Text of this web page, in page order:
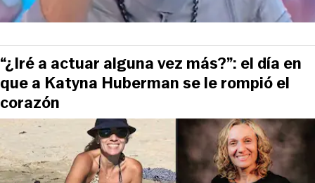
“¿Iré a actuar alguna vez más?”: el día en
que a Katyna Huberman se le rompió el
corazón